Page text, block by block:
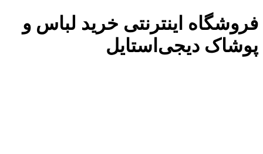
فروشگاه اینترنتی خرید لباس و
پوشاک دیجی‌استایل